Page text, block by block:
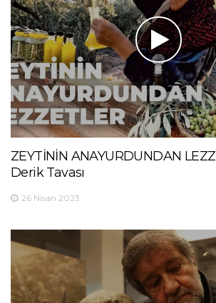
ZEYTİNİN ANAYURDUNDAN
Derik Tavası
26 Nisan 2023